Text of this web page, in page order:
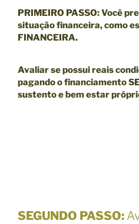
PRIMEIRO PASSO:Você
situação financeira, como
FINANCEIRA.
Avaliar se possui reais
pagando o financiamento
sustento e bem estar
SEGUNDO PASSO: